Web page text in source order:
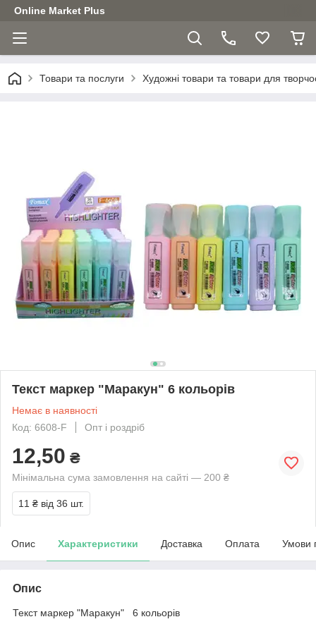
Online Market Plus
Товари та послуги Художні товари та товари для
Текст маркер "Маракун" 6 кольорів
Немає в наявності
Код: 6608-F
Опт і роздріб
12,50 ₴
Мінімальна сума замовлення на сайті — 200 ₴
11 ₴ від 36 шт.
Опис Характеристики Доставка Оплата Умови
Опис
Текст маркер "Маракун" 6 кольорів